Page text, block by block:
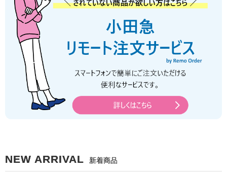
NEW ARRIVAL 新着商品